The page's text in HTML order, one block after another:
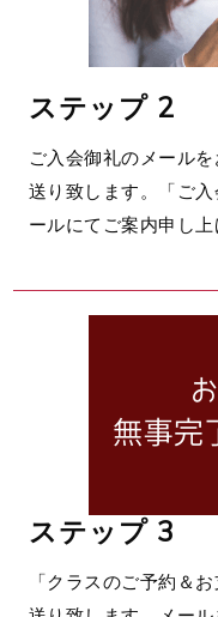
ステップ2
ご入会御礼のメール
送り致します。「ご
ールにてご案内申し上
ステップ3
「クラスのご予約＆